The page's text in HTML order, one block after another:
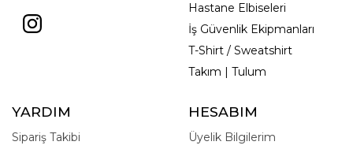
Hastane Elbiseleri
İş Güvenlik Ekipmanları
T-Shirt / Sweatshirt
Takım | Tulum
YARDIM
Sipariş Takibi
HESABIM
Üyelik Bilgilerim